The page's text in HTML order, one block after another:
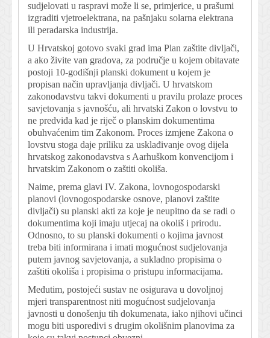
sudjelovati u raspravi može li se, primjerice, u prašumi
izgraditi vjetroelektrana, na pašnjaku solarna elektrana
ili peradarska industrija.
U Hrvatskoj gotovo svaki grad ima Plan zaštite divljači,
a ako živite van gradova, za područje u kojem obitavate
postoji 10-godišnji planski dokument u kojem je
propisan način upravljanja divljači. U hrvatskom
zakonodavstvu takvi dokumenti u pravilu prolaze proces
savjetovanja s javnošću, ali hrvatski Zakon o lovstvu to
ne predviđa kad je riječ o planskim dokumentima
obuhvaćenim tim Zakonom. Proces izmjene Zakona o
lovstvu stoga daje priliku za usklađivanje ovog dijela
hrvatskog zakonodavstva s Aarhuškom konvencijom i
hrvatskim Zakonom o zaštiti okoliša.
Naime, prema glavi IV. Zakona, lovnogospodarski
planovi (lovnogospodarske osnove, planovi zaštite
divljači) su planski akti za koje je neupitno da se radi o
dokumentima koji imaju utjecaj na okoliš i prirodu.
Odnosno, to su planski dokumenti o kojima javnost
treba biti informirana i imati mogućnost sudjelovanja
putem javnog savjetovanja, a sukladno propisima o
zaštiti okoliša i propisima o pristupu informacijama.
Međutim, postojeći sustav ne osigurava u dovoljnoj
mjeri transparentnost niti mogućnost sudjelovanja
javnosti u donošenju tih dokumenata, iako njihovi učinci
mogu biti usporedivi s drugim okolišnim planovima za